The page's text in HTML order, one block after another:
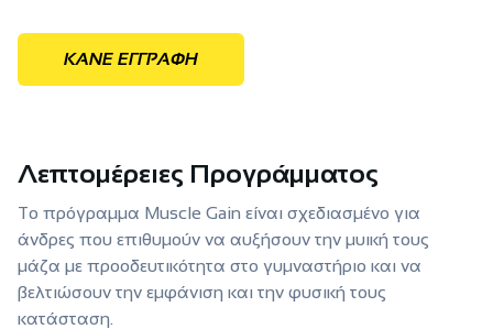
ΚΑΝΕ ΕΓΓΡΑΦΗ
Λεπτομέρειες Προγράμματος
Το πρόγραμμα Muscle Gain είναι σχεδιασμένο για
άνδρες που επιθυμούν να αυξήσουν την μυική τους
μάζα με προοδευτικότητα στο γυμναστήριο και να
βελτιώσουν την εμφάνιση και την φυσική τους
κατάσταση.